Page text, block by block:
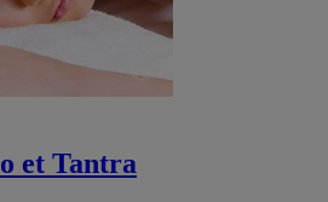
et Tantra